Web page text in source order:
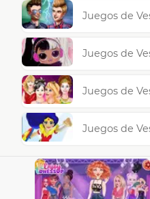
Juegos de
Juegos de
Juegos de
Juegos de